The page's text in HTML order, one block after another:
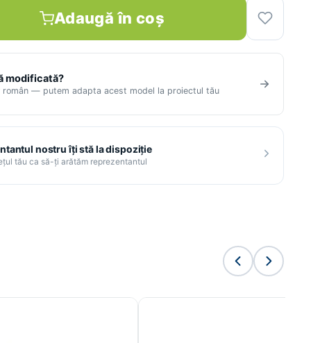
Adaugă în coș
modificată?
român — putem adapta acest model la proiectul tău
nostru îți stă la dispoziție
tău ca să-ți arătăm reprezentantul